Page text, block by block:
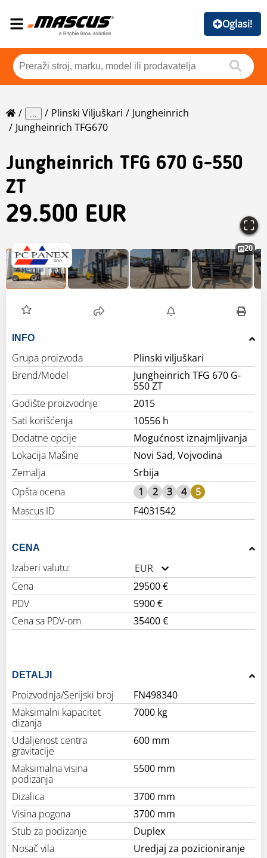
Oglasi!
... Plinski Viljuškari
Jungheinrich
Jungheinrich TFG670
Jungheinrich TFG 670 G-550
ZT
29.500 EUR
20
INFO
Grupa proizvoda
Plinski viljuškari
Brend/Model
Jungheinrich TFG 670 G-
550 ZT
Godište proizvodnje
2015
Sati korišćenja
10556 h
Dodatne opcije
Mogućnost iznajmljivanja
Lokacija Mašine
Novi Sad, Vojvodina
Zemalja
Srbija
Opšta ocena
1 2 3 4
5
Mascus ID
F4031542
CENA
Izaberi valutu:
EUR
Cena
29500 €
PDV
5900 €
Cena sa PDV-om
35400 €
DETALJI
Proizvodnja/Serijski broj
FN498340
Maksimalni kapacitet
dizanja
7000 kg
Udaljenost centra
gravitacije
600 mm
Maksimalna visina
podizanja
5500 mm
Dizalica
3700 mm
Visina pogona
3700 mm
Stub za podizanje
Duplex
Nosač vila
Uredjaj za pozicioniranje